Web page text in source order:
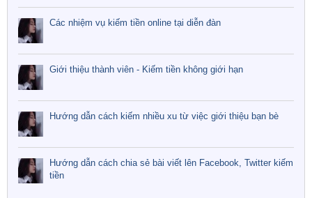
Các nhiệm vụ kiếm tiền online tại diễn đàn
Giới thiệu thành viên - Kiếm tiền không giới hạn
Hướng dẫn cách kiếm nhiều xu từ việc giới thiệu bạn bè
Hướng dẫn cách chia sẻ bài viết lên Facebook, Twitter kiếm
tiền